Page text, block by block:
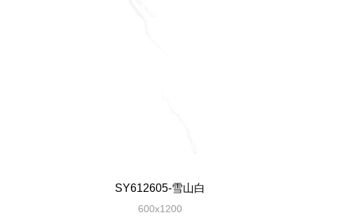
SY612605-雪山白
600x1200